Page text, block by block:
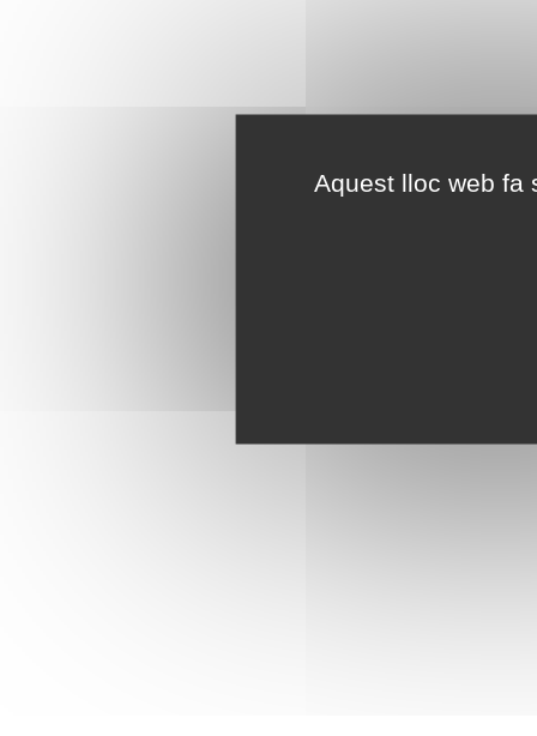
Aquest lloc web fa